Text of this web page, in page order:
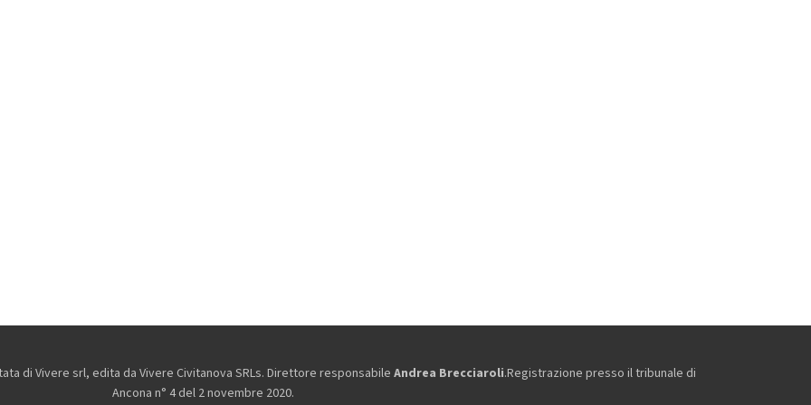
di Vivere srl, edita da Vivere Civitanova SRLs. Direttore responsabile Andrea Brecciaroli.Registrazione presso il tribunale di
Ancona n° 4 del 2 novembre 2020.